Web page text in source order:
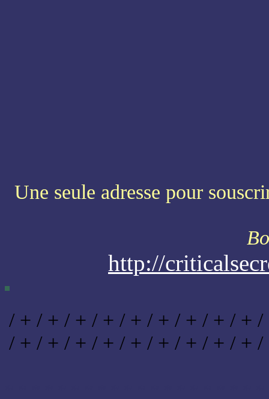
Une seule adresse pour
http://
/ + / + / + / + / + / + / + / + / +
/ + / + / + / + / + / + / + / + / +